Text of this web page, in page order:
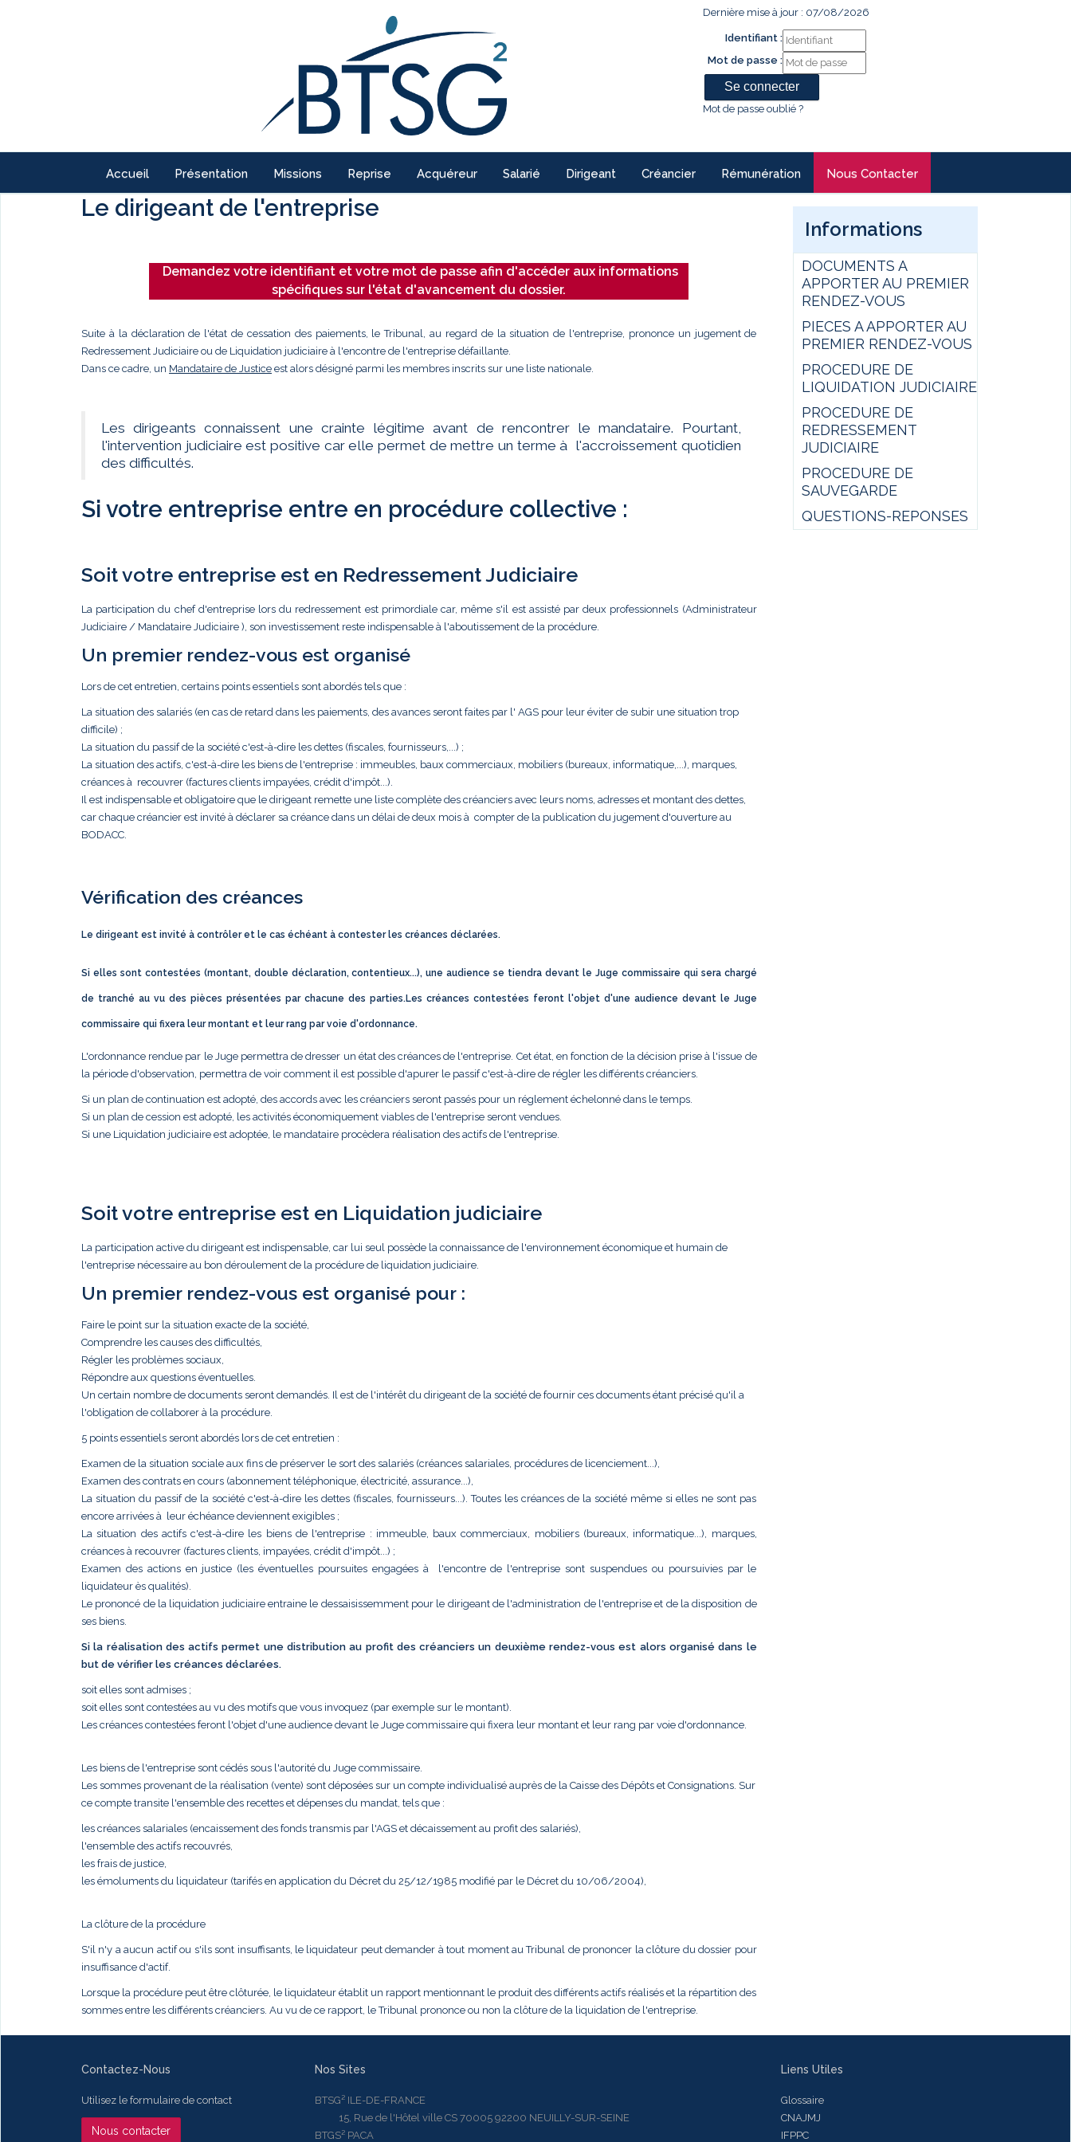
Dernière mise à jour : 07/08/2026
Identifiant :
Mot de passe :
Mot de passe oublié ?
Accueil Présentation Missions Reprise Acquéreur Salarié Dirigeant Créancier Rémunération Nous Contacter
Le dirigeant de l'entreprise
Demandez votre identifiant et votre mot de passe afin d'accéder aux informations
spécifiques sur l'état d'avancement du dossier.
Suite à la déclaration de l'état de cessation des paiements, le Tribunal, au regard de la situation de l'entreprise, prononce un jugement de
Redressement Judiciaire ou de Liquidation judiciaire à l'encontre de l'entreprise défaillante.
Dans ce cadre, un Mandataire de Justice est alors désigné parmi les membres inscrits sur une liste nationale.
Les dirigeants connaissent une crainte légitime avant de rencontrer le mandataire. Pourtant,
l'intervention judiciaire est positive car elle permet de mettre un terme à l'accroissement quotidien
des difficultés.
Si votre entreprise entre en procédure collective :
Soit votre entreprise est en Redressement Judiciaire
La participation du chef d'entreprise lors du redressement est primordiale car, même s'il est assisté par deux professionnels (Administrateur
Judiciaire / Mandataire Judiciaire ), son investissement reste indispensable à l'aboutissement de la procédure.
Un premier rendez-vous est organisé
Lors de cet entretien, certains points essentiels sont abordés tels que :
La situation des salariés (en cas de retard dans les paiements, des avances seront faites par l' AGS pour leur éviter de subir une situation trop
difficile) ;
La situation du passif de la société c'est-à-dire les dettes (fiscales, fournisseurs,...) ;
La situation des actifs, c'est-à-dire les biens de l'entreprise : immeubles, baux commerciaux, mobiliers (bureaux, informatique,...), marques,
créances à recouvrer (factures clients impayées, crédit d'impôt...).
Il est indispensable et obligatoire que le dirigeant remette une liste complète des créanciers avec leurs noms, adresses et montant des dettes,
car chaque créancier est invité à déclarer sa créance dans un délai de deux mois à compter de la publication du jugement d'ouverture au
BODACC.
Vérification des créances
Le dirigeant est invité à contrôler et le cas échéant à contester les créances déclarées.
Si elles sont contestées (montant, double déclaration, contentieux...), une audience se tiendra devant le Juge commissaire qui sera chargé
de tranché au vu des pièces présentées par chacune des parties.Les créances contestées feront l'objet d'une audience devant le Juge
commissaire qui fixera leur montant et leur rang par voie d'ordonnance.
L'ordonnance rendue par le Juge permettra de dresser un état des créances de l'entreprise. Cet état, en fonction de la décision prise à l'issue de
la période d'observation, permettra de voir comment il est possible d'apurer le passif c'est-à-dire de régler les différents créanciers.
Si un plan de continuation est adopté, des accords avec les créanciers seront passés pour un réglement échelonné dans le temps.
Si un plan de cession est adopté, les activités économiquement viables de l'entreprise seront vendues.
Si une Liquidation judiciaire est adoptée, le mandataire procèdera réalisation des actifs de l'entreprise.
Soit votre entreprise est en Liquidation judiciaire
La participation active du dirigeant est indispensable, car lui seul possède la connaissance de l'environnement économique et humain de
l'entreprise nécessaire au bon déroulement de la procédure de liquidation judiciaire.
Un premier rendez-vous est organisé pour :
Faire le point sur la situation exacte de la société,
Comprendre les causes des difficultés,
Régler les problèmes sociaux,
Répondre aux questions éventuelles.
Un certain nombre de documents seront demandés. Il est de l'intérêt du dirigeant de la société de fournir ces documents étant précisé qu'il a
l'obligation de collaborer à la procédure.
5 points essentiels seront abordés lors de cet entretien :
Examen de la situation sociale aux fins de préserver le sort des salariés (créances salariales, procédures de licenciement...),
Examen des contrats en cours (abonnement téléphonique, électricité, assurance...),
La situation du passif de la société c'est-à-dire les dettes (fiscales, fournisseurs...). Toutes les créances de la société même si elles ne sont pas
encore arrivées à leur échéance deviennent exigibles ;
La situation des actifs c'est-à-dire les biens de l'entreprise : immeuble, baux commerciaux, mobiliers (bureaux, informatique...), marques,
créances à recouvrer (factures clients, impayées, crédit d'impôt...) ;
Examen des actions en justice (les éventuelles poursuites engagées à l'encontre de l'entreprise sont suspendues ou poursuivies par le
liquidateur ès qualités).
Le prononcé de la liquidation judiciaire entraine le dessaisissemment pour le dirigeant de l'administration de l'entreprise et de la disposition de
ses biens.
Si la réalisation des actifs permet une distribution au profit des créanciers un deuxième rendez-vous est alors organisé dans le
but de vérifier les créances déclarées.
soit elles sont admises ;
soit elles sont contestées au vu des motifs que vous invoquez (par exemple sur le montant).
Les créances contestées feront l'objet d'une audience devant le Juge commissaire qui fixera leur montant et leur rang par voie d'ordonnance.
Les biens de l'entreprise sont cédés sous l'autorité du Juge commissaire.
Les sommes provenant de la réalisation (vente) sont déposées sur un compte individualisé auprès de la Caisse des Dépôts et Consignations. Sur
ce compte transite l'ensemble des recettes et dépenses du mandat, tels que :
les créances salariales (encaissement des fonds transmis par l'AGS et décaissement au profit des salariés),
l'ensemble des actifs recouvrés,
les frais de justice,
les émoluments du liquidateur (tarifés en application du Décret du 25/12/1985 modifié par le Décret du 10/06/2004),
La clôture de la procédure
S'il n'y a aucun actif ou s'ils sont insuffisants, le liquidateur peut demander à tout moment au Tribunal de prononcer la clôture du dossier pour
insuffisance d'actif.
Lorsque la procédure peut être clôturée, le liquidateur établit un rapport mentionnant le produit des différents actifs réalisés et la répartition des
sommes entre les différents créanciers. Au vu de ce rapport, le Tribunal prononce ou non la clôture de la liquidation de l'entreprise.
Informations
DOCUMENTS A
APPORTER AU PREMIER
RENDEZ-VOUS
PIECES A APPORTER AU
PREMIER RENDEZ-VOUS
PROCEDURE DE
LIQUIDATION JUDICIAIRE
PROCEDURE DE
REDRESSEMENT
JUDICIAIRE
PROCEDURE DE
SAUVEGARDE
QUESTIONS-REPONSES
Contactez-Nous
Utilisez le formulaire de contact
Nous contacter
Nos Sites
BTSG² ILE-DE-FRANCE
15, Rue de l'Hôtel ville CS 70005 92200 NEUILLY-SUR-SEINE
BTGS² PACA
Liens Utiles
Glossaire
CNAJMJ
IFPPC